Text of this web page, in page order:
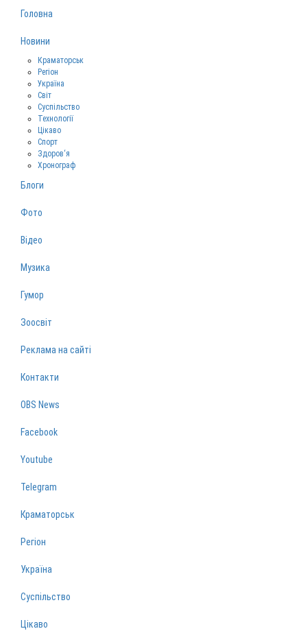
Головна
Новини
Краматорськ
Регіон
Україна
Світ
Суспільство
Технології
Цікаво
Спорт
Здоров‘я
Хронограф
Блоги
Фото
Відео
Музика
Гумор
Зоосвіт
Реклама на сайті
Контакти
OBS News
Facebook
Youtube
Telegram
Краматорськ
Регіон
Україна
Суспільство
Цікаво